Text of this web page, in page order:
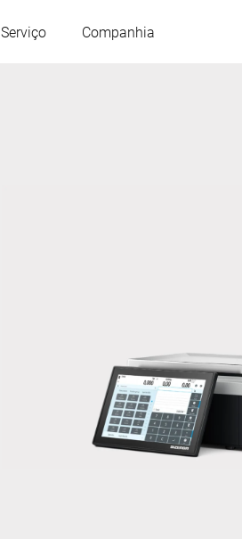
Serviço Companhia